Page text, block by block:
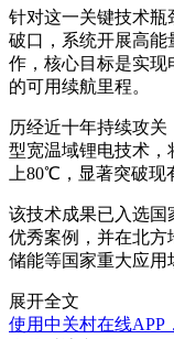
针对这一关键技术瓶
破口，系统开展高能
作，核心目标是实现
的可用续航里程。
历经近十年持续攻
型宽温域锂电技术
上80℃，显著突破现
该技术成果已入选国
优秀案例，并在北方
储能等国家重大应用
展开全文
使用中关村在线APP